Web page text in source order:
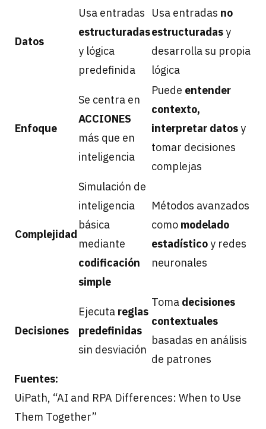
Datos
Usa entradas
estructuradas
y lógica
predefinida
Usa entradas no
estructuradasy
desarrolla su propia
lógica
Enfoque
Se centra en
ACCIONES
más que en
inteligencia
Puede entender
contexto,
interpretar datosy
tomar decisiones
complejas
Complejidad
Simulación de
inteligencia
básica
mediante
codificación
simple
Métodos avanzados
como modelado
estadísticoy redes
neuronales
Decisiones
Ejecuta reglas
predefinidas
sin desviación
Toma decisiones
contextuales
basadas en análisis
de patrones
Fuentes:
UiPath, “AI and RPA Differences: When to Use
Them Together”